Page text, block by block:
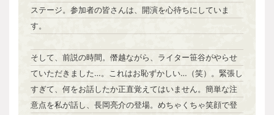
ステージ。参加者の皆さんは、開演を心待ちにしていま
す。
そして、前説の時間。僭越ながら、ライター笹谷がやらせ
ていただきました…。これはお恥ずかしい…（笑）。緊張し
すぎて、何をお話したか正直覚えてはいません。簡単な注
意点を私が話し、長岡亮介の登場。めちゃくちゃ笑顔で登